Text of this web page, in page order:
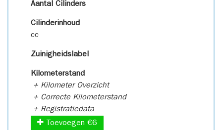
Aantal Cilinders
Cilinderinhoud
cc
Zuinigheidslabel
Kilometerstand
+ Kilometer Overzicht
+ Correcte Kilometerstand
+ Registratiedata
Toevoegen €6